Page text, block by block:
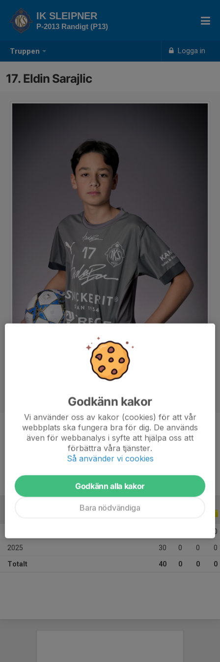
Truppen Logga in
IK SLEIPNER
P-2013 Randigt (P13)
17. Eldin Sarajlic
Position
-
12 år
0
2025 30 0 0 0
Totalt 40 0 0 0
Godkänn kakor
Vi använder oss av kakor (cookies) för att vår
webbplats ska fungera bra för dig. De används
även för webbanalys i syfte att hjälpa oss att
förbättra våra tjänster.
Så använder vi cookies
Godkänn alla kakor
Bara nödvändiga